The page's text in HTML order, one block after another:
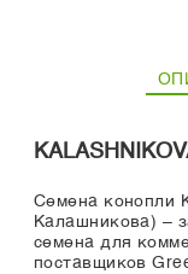
Семена конопли
Калашникова) –
семена для
поставщиков